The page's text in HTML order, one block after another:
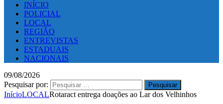
INÍCIO
POLICIAL
LOCAL
REGIÃO
ENTREVISTAS
ESTADUAIS
NACIONAIS
09/08/2026
Pesquisar por:
InícioLOCALRotaract entrega doações ao Lar dos Velhinhos